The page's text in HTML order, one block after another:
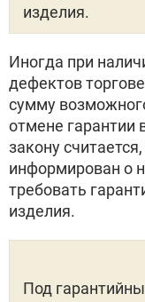
изделия.
Иногда при
дефектов
сумму
отмене гарантии
закону
информирован о
требовать
изделия.
Под